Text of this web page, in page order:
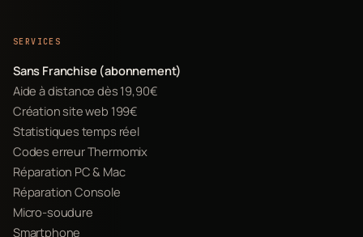
SERVICES
Sans Franchise (abonnement)
Aide à distance dès 19,90€
Création site web 199€
Statistiques temps réel
Codes erreur Thermomix
Réparation PC & Mac
Réparation Console
Micro-soudure
Smartphone